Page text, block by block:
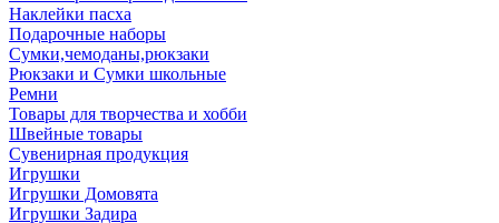
Наклейки пасха
Подарочные наборы
Сумки,чемоданы,рюкзаки
Рюкзаки и Сумки школьные
Ремни
Товары для творчества и хобби
Швейные товары
Сувенирная продукция
Игрушки
Игрушки Домовята
Игрушки Задира